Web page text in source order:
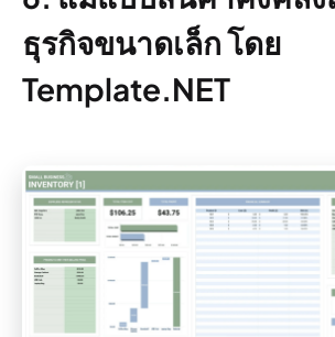
ธุรกิจขนาดเล็ก โดย
Template.NET